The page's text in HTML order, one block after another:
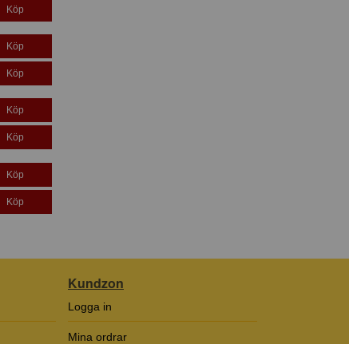
Köp
Köp
Köp
Köp
Köp
Köp
Köp
Kundzon
Logga in
Mina ordrar